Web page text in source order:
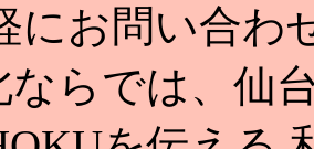
にお問い合わ
ならでは、仙